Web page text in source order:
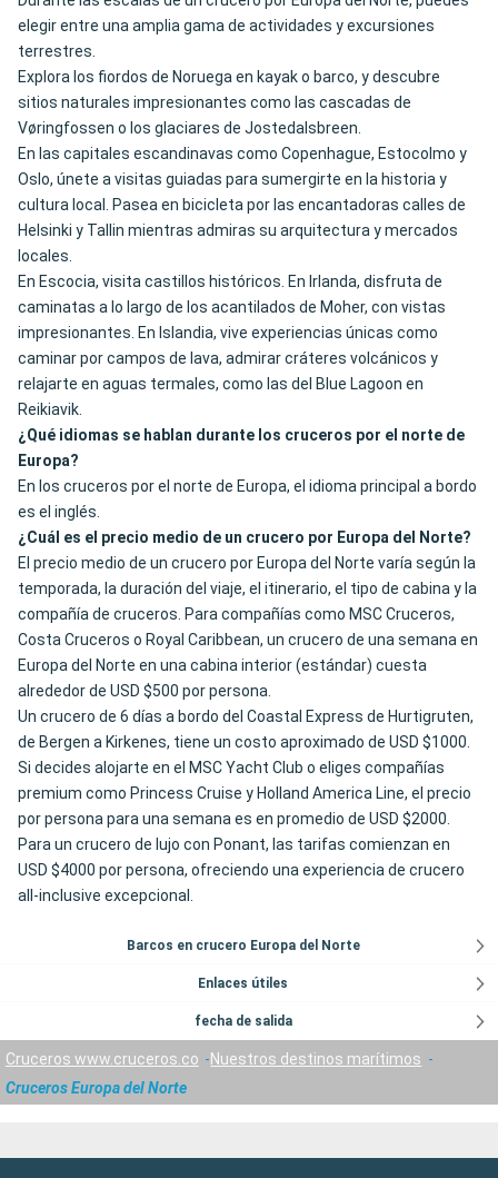
elegir entre una amplia gama de actividades y excursiones
terrestres.
Explora los fiordos de Noruega en kayak o barco, y descubre
sitios naturales impresionantes como las cascadas de
Vøringfossen o los glaciares de Jostedalsbreen.
En las capitales escandinavas como Copenhague, Estocolmo y
Oslo, únete a visitas guiadas para sumergirte en la historia y
cultura local. Pasea en bicicleta por las encantadoras calles de
Helsinki y Tallin mientras admiras su arquitectura y mercados
locales.
En Escocia, visita castillos históricos. En Irlanda, disfruta de
caminatas a lo largo de los acantilados de Moher, con vistas
impresionantes. En Islandia, vive experiencias únicas como
caminar por campos de lava, admirar cráteres volcánicos y
relajarte en aguas termales, como las del Blue Lagoon en
Reikiavik.
¿Qué idiomas se hablan durante los cruceros por el norte de
Europa?
En los cruceros por el norte de Europa, el idioma principal a bordo
es el inglés.
¿Cuál es el precio medio de un crucero por Europa del Norte?
El precio medio de un crucero por Europa del Norte varía según la
temporada, la duración del viaje, el itinerario, el tipo de cabina y la
compañía de cruceros. Para compañías como MSC Cruceros,
Costa Cruceros o Royal Caribbean, un crucero de una semana en
Europa del Norte en una cabina interior (estándar) cuesta
alrededor de USD $500 por persona.
Un crucero de 6 días a bordo del Coastal Express de Hurtigruten,
de Bergen a Kirkenes, tiene un costo aproximado de USD $1000.
Si decides alojarte en el MSC Yacht Club o eliges compañías
premium como Princess Cruise y Holland America Line, el precio
por persona para una semana es en promedio de USD $2000.
Para un crucero de lujo con Ponant, las tarifas comienzan en
USD $4000 por persona, ofreciendo una experiencia de crucero
all-inclusive excepcional.
Barcos en crucero Europa del Norte
Enlaces útiles
fecha de salida
Cruceros www.cruceros.co
Nuestros destinos marítimos
Cruceros Europa del Norte